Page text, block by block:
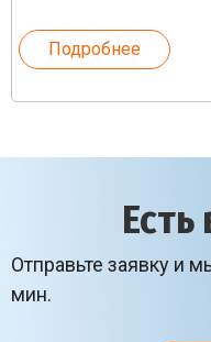
Подробнее
Отправьте заявку и
мин.